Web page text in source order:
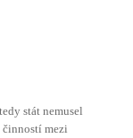
stát nemusel
mezi